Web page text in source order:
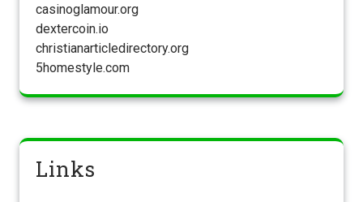
casinoglamour.org
dextercoin.io
christianarticledirectory.org
5homestyle.com
Links